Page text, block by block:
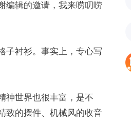
编辑的邀请，我来唠叨唠
子衬衫。事实上，专心写
神世界也很丰富，是不
致的摆件、机械风的收音